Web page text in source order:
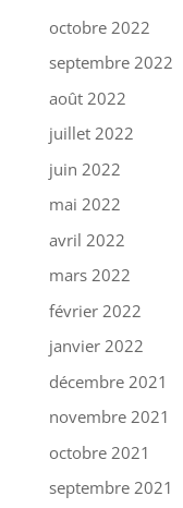
octobre 2022
septembre 2022
août 2022
juillet 2022
juin 2022
mai 2022
avril 2022
mars 2022
février 2022
janvier 2022
décembre 2021
novembre 2021
octobre 2021
septembre 2021